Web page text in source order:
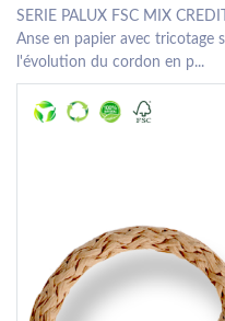
SERIE PALUX FSC MIX CREDIT
Anse en papier avec tricotage
l'évolution du cordon en p...